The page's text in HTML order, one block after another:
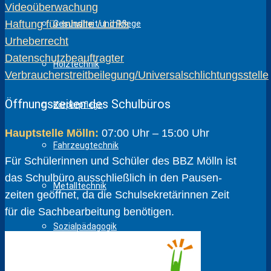
Gesundheit und Pflege
Holztechnik
Körperpflege
Fahrzeugtechnik
Metalltechnik
Sozialpädagogik
Videoüberwachung
Haftung für Inhalte / Links
Urheberrecht
Datenschutzbeauftragter
Verbraucherstreitbeilegung/Universalschlichtungsstelle
Öffnungszeiten des Schulbüros
Hauptstelle Mölln: 07:00 Uhr – 15:00 Uhr
Für Schülerinnen und Schüler des BBZ Mölln ist
das Schulbüro ausschließlich in den Pausen­
zeiten geöffnet, da die Schul­sekretärinnen Zeit
für die Sach­bear­beitung benötigen.